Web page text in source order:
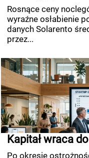
Rosnące ceny
wyraźne osłabienie
danych Solarento
przez...
Kapitał wraca
Po okresie